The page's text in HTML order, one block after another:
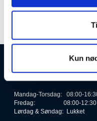
Kun
Mandag-Torsdag: 08:00-
Fredag: 08:00-12:30
Lørdag & Søndag: Lukket